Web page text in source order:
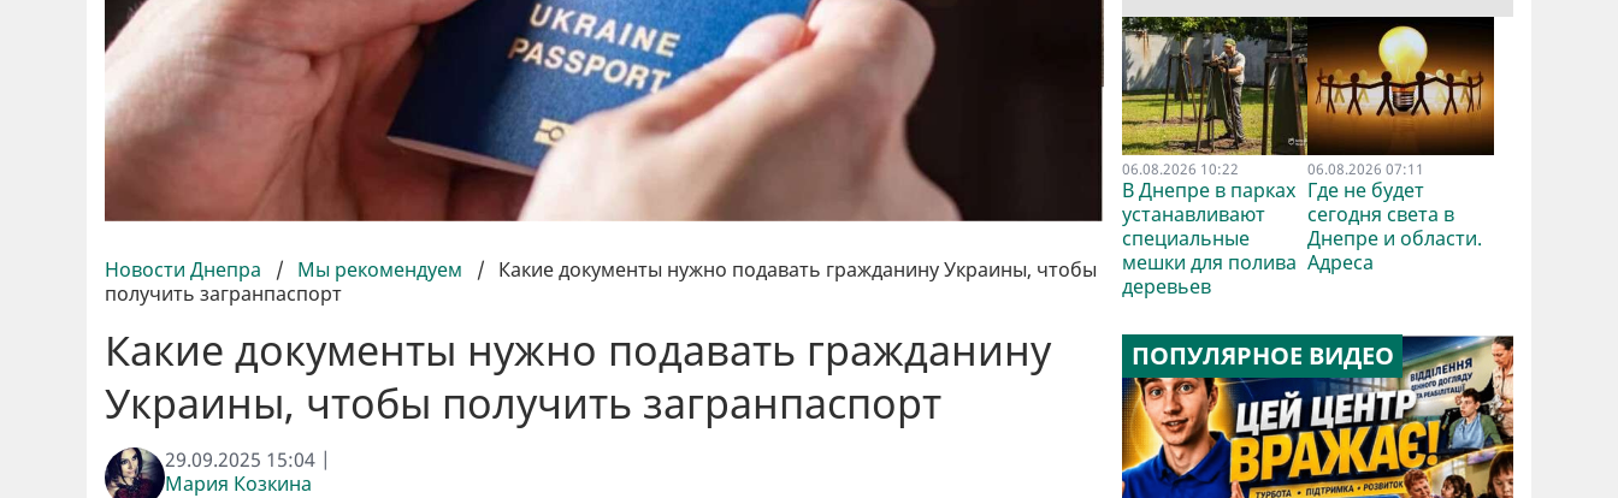
Новости Днепра / Мы рекомендуем / Какие документы нужно подавать гражданину Украины, чтобы
получить загранпаспорт
Какие документы нужно подавать гражданину
Украины, чтобы получить загранпаспорт
29.09.2025 15:04 |
Мария Козкина
06.08.2026 10:22
В Днепре в парках
устанавливают
специальные
мешки для полива
деревьев
06.08.2026 07:11
Где не будет
сегодня света в
Днепре и области.
Адреса
ПОПУЛЯРНОЕ ВИДЕО